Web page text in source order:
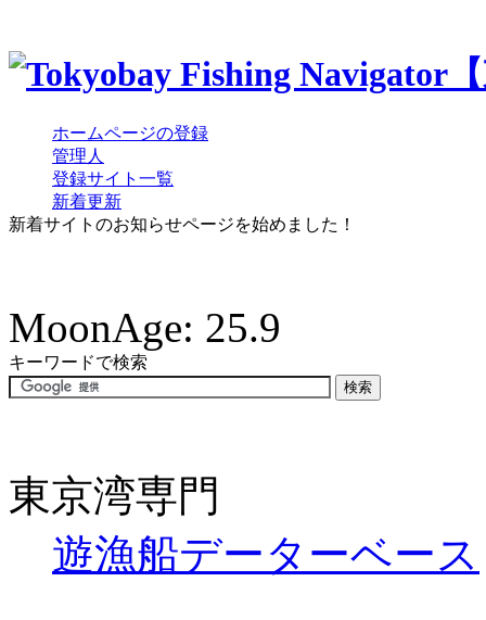
ホームページの登録
管理人
登録サイト一覧
新着更新
新着サイトのお知らせページを始めました！
MoonAge: 25.9
キーワードで検索
東京湾専門
遊漁船データーベース